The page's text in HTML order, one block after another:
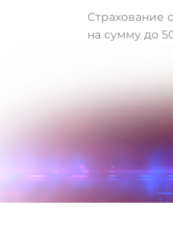
Страхование
на сумму до